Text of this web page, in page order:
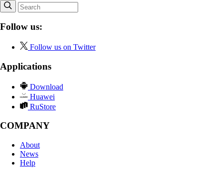
Follow us:
Follow us on Twitter
Applications
Download
Huawei
RuStore
COMPANY
About
News
Help